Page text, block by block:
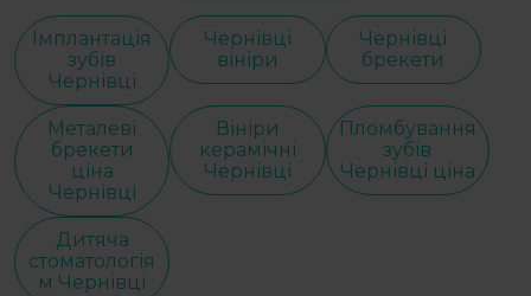
Імплантація
зубів
Чернівці
Чернівці
вініри
Чернівці
брекети
Металеві
брекети
ціна
Чернівці
Вініри
керамічні
Чернівці
Пломбування
зубів
Чернівці ціна
Дитяча
стоматологія
м Чернівці